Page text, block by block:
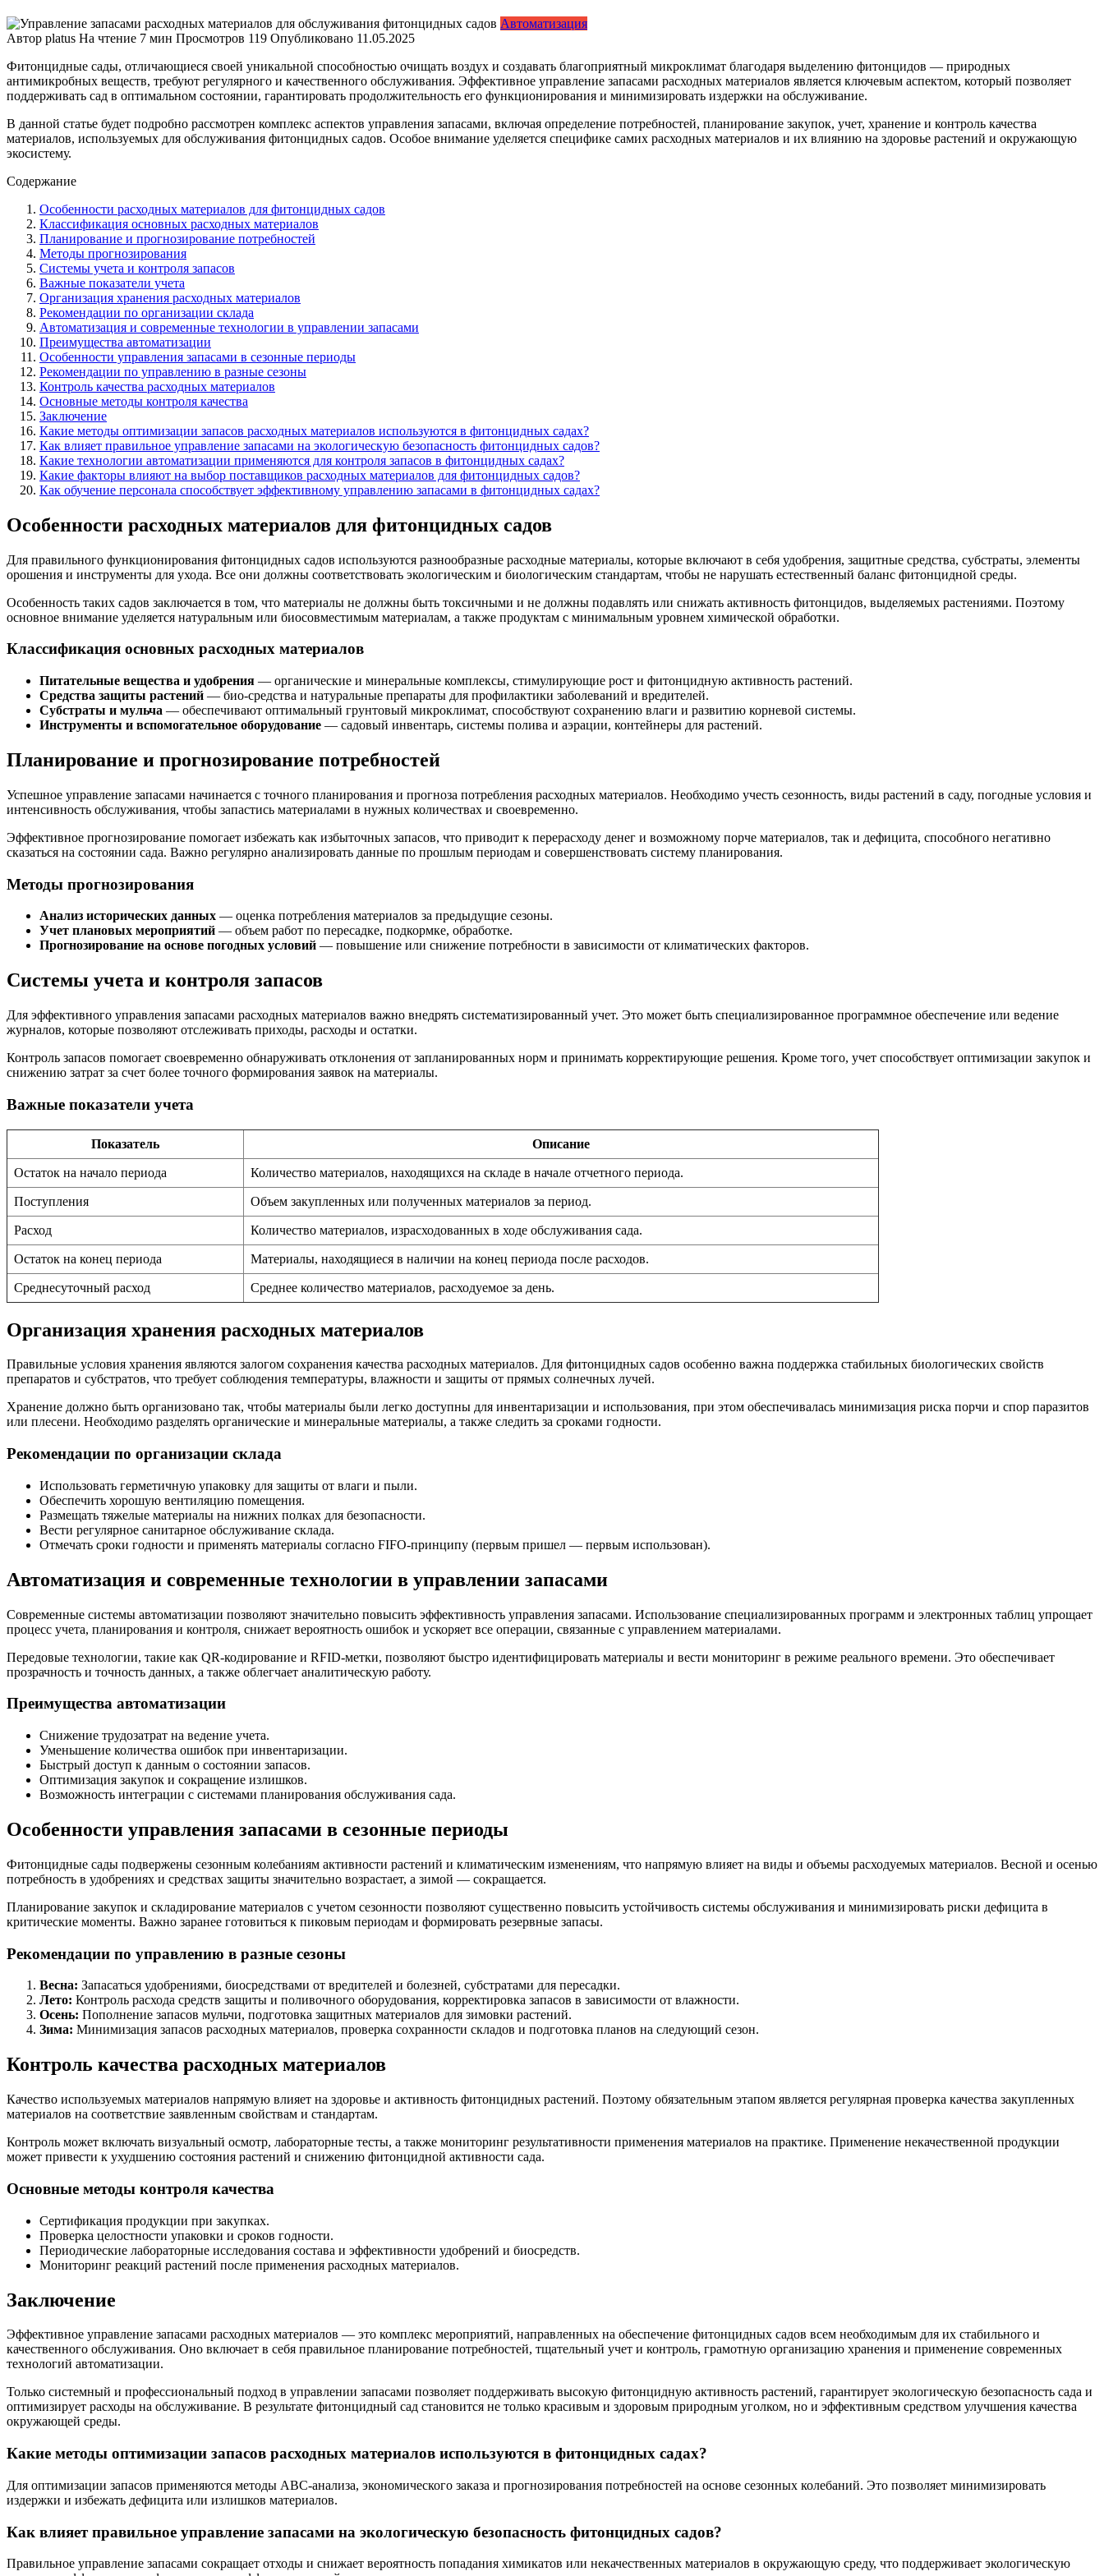
Автоматизация
Автор platus На чтение 7 мин Просмотров 119 Опубликовано 11.05.2025
Фитонцидные сады, отличающиеся своей уникальной способностью очищать воздух и создавать благоприятный микроклимат благодаря выделению фитонцидов — природных
антимикробных веществ, требуют регулярного и качественного обслуживания. Эффективное управление запасами расходных материалов является ключевым аспектом, который позволяет
поддерживать сад в оптимальном состоянии, гарантировать продолжительность его функционирования и минимизировать издержки на обслуживание.
В данной статье будет подробно рассмотрен комплекс аспектов управления запасами, включая определение потребностей, планирование закупок, учет, хранение и контроль качества
материалов, используемых для обслуживания фитонцидных садов. Особое внимание уделяется специфике самих расходных материалов и их влиянию на здоровье растений и окружающую
экосистему.
Содержание
Особенности расходных материалов для фитонцидных садов
Классификация основных расходных материалов
Планирование и прогнозирование потребностей
Методы прогнозирования
Системы учета и контроля запасов
Важные показатели учета
Организация хранения расходных материалов
Рекомендации по организации склада
Автоматизация и современные технологии в управлении запасами
Преимущества автоматизации
Особенности управления запасами в сезонные периоды
Рекомендации по управлению в разные сезоны
Контроль качества расходных материалов
Основные методы контроля качества
Заключение
Какие методы оптимизации запасов расходных материалов используются в фитонцидных садах?
Как влияет правильное управление запасами на экологическую безопасность фитонцидных садов?
Какие технологии автоматизации применяются для контроля запасов в фитонцидных садах?
Какие факторы влияют на выбор поставщиков расходных материалов для фитонцидных садов?
Как обучение персонала способствует эффективному управлению запасами в фитонцидных садах?
Особенности расходных материалов для фитонцидных садов
Для правильного функционирования фитонцидных садов используются разнообразные расходные материалы, которые включают в себя удобрения, защитные средства, субстраты, элементы
орошения и инструменты для ухода. Все они должны соответствовать экологическим и биологическим стандартам, чтобы не нарушать естественный баланс фитонцидной среды.
Особенность таких садов заключается в том, что материалы не должны быть токсичными и не должны подавлять или снижать активность фитонцидов, выделяемых растениями. Поэтому
основное внимание уделяется натуральным или биосовместимым материалам, а также продуктам с минимальным уровнем химической обработки.
Классификация основных расходных материалов
Питательные вещества и удобрения — органические и минеральные комплексы, стимулирующие рост и фитонцидную активность растений.
Средства защиты растений — био-средства и натуральные препараты для профилактики заболеваний и вредителей.
Субстраты и мульча — обеспечивают оптимальный грунтовый микроклимат, способствуют сохранению влаги и развитию корневой системы.
Инструменты и вспомогательное оборудование — садовый инвентарь, системы полива и аэрации, контейнеры для растений.
Планирование и прогнозирование потребностей
Успешное управление запасами начинается с точного планирования и прогноза потребления расходных материалов. Необходимо учесть сезонность, виды растений в саду, погодные условия и
интенсивность обслуживания, чтобы запастись материалами в нужных количествах и своевременно.
Эффективное прогнозирование помогает избежать как избыточных запасов, что приводит к перерасходу денег и возможному порче материалов, так и дефицита, способного негативно
сказаться на состоянии сада. Важно регулярно анализировать данные по прошлым периодам и совершенствовать систему планирования.
Методы прогнозирования
Анализ исторических данных — оценка потребления материалов за предыдущие сезоны.
Учет плановых мероприятий — объем работ по пересадке, подкормке, обработке.
Прогнозирование на основе погодных условий — повышение или снижение потребности в зависимости от климатических факторов.
Системы учета и контроля запасов
Для эффективного управления запасами расходных материалов важно внедрять систематизированный учет. Это может быть специализированное программное обеспечение или ведение
журналов, которые позволяют отслеживать приходы, расходы и остатки.
Контроль запасов помогает своевременно обнаруживать отклонения от запланированных норм и принимать корректирующие решения. Кроме того, учет способствует оптимизации закупок и
снижению затрат за счет более точного формирования заявок на материалы.
Важные показатели учета
Показатель Описание
Остаток на начало периода Количество материалов, находящихся на складе в начале отчетного периода.
Поступления Объем закупленных или полученных материалов за период.
Расход Количество материалов, израсходованных в ходе обслуживания сада.
Остаток на конец периода Материалы, находящиеся в наличии на конец периода после расходов.
Среднесуточный расход Среднее количество материалов, расходуемое за день.
Организация хранения расходных материалов
Правильные условия хранения являются залогом сохранения качества расходных материалов. Для фитонцидных садов особенно важна поддержка стабильных биологических свойств
препаратов и субстратов, что требует соблюдения температуры, влажности и защиты от прямых солнечных лучей.
Хранение должно быть организовано так, чтобы материалы были легко доступны для инвентаризации и использования, при этом обеспечивалась минимизация риска порчи и спор паразитов
или плесени. Необходимо разделять органические и минеральные материалы, а также следить за сроками годности.
Рекомендации по организации склада
Использовать герметичную упаковку для защиты от влаги и пыли.
Обеспечить хорошую вентиляцию помещения.
Размещать тяжелые материалы на нижних полках для безопасности.
Вести регулярное санитарное обслуживание склада.
Отмечать сроки годности и применять материалы согласно FIFO-принципу (первым пришел — первым использован).
Автоматизация и современные технологии в управлении запасами
Современные системы автоматизации позволяют значительно повысить эффективность управления запасами. Использование специализированных программ и электронных таблиц упрощает
процесс учета, планирования и контроля, снижает вероятность ошибок и ускоряет все операции, связанные с управлением материалами.
Передовые технологии, такие как QR-кодирование и RFID-метки, позволяют быстро идентифицировать материалы и вести мониторинг в режиме реального времени. Это обеспечивает
прозрачность и точность данных, а также облегчает аналитическую работу.
Преимущества автоматизации
Снижение трудозатрат на ведение учета.
Уменьшение количества ошибок при инвентаризации.
Быстрый доступ к данным о состоянии запасов.
Оптимизация закупок и сокращение излишков.
Возможность интеграции с системами планирования обслуживания сада.
Особенности управления запасами в сезонные периоды
Фитонцидные сады подвержены сезонным колебаниям активности растений и климатическим изменениям, что напрямую влияет на виды и объемы расходуемых материалов. Весной и осенью
потребность в удобрениях и средствах защиты значительно возрастает, а зимой — сокращается.
Планирование закупок и складирование материалов с учетом сезонности позволяют существенно повысить устойчивость системы обслуживания и минимизировать риски дефицита в
критические моменты. Важно заранее готовиться к пиковым периодам и формировать резервные запасы.
Рекомендации по управлению в разные сезоны
Весна: Запасаться удобрениями, биосредствами от вредителей и болезней, субстратами для пересадки.
Лето: Контроль расхода средств защиты и поливочного оборудования, корректировка запасов в зависимости от влажности.
Осень: Пополнение запасов мульчи, подготовка защитных материалов для зимовки растений.
Зима: Минимизация запасов расходных материалов, проверка сохранности складов и подготовка планов на следующий сезон.
Контроль качества расходных материалов
Качество используемых материалов напрямую влияет на здоровье и активность фитонцидных растений. Поэтому обязательным этапом является регулярная проверка качества закупленных
материалов на соответствие заявленным свойствам и стандартам.
Контроль может включать визуальный осмотр, лабораторные тесты, а также мониторинг результативности применения материалов на практике. Применение некачественной продукции
может привести к ухудшению состояния растений и снижению фитонцидной активности сада.
Основные методы контроля качества
Сертификация продукции при закупках.
Проверка целостности упаковки и сроков годности.
Периодические лабораторные исследования состава и эффективности удобрений и биосредств.
Мониторинг реакций растений после применения расходных материалов.
Заключение
Эффективное управление запасами расходных материалов — это комплекс мероприятий, направленных на обеспечение фитонцидных садов всем необходимым для их стабильного и
качественного обслуживания. Оно включает в себя правильное планирование потребностей, тщательный учет и контроль, грамотную организацию хранения и применение современных
технологий автоматизации.
Только системный и профессиональный подход в управлении запасами позволяет поддерживать высокую фитонцидную активность растений, гарантирует экологическую безопасность сада и
оптимизирует расходы на обслуживание. В результате фитонцидный сад становится не только красивым и здоровым природным уголком, но и эффективным средством улучшения качества
окружающей среды.
Какие методы оптимизации запасов расходных материалов используются в фитонцидных садах?
Для оптимизации запасов применяются методы ABC-анализа, экономического заказа и прогнозирования потребностей на основе сезонных колебаний. Это позволяет минимизировать
издержки и избежать дефицита или излишков материалов.
Как влияет правильное управление запасами на экологическую безопасность фитонцидных садов?
Правильное управление запасами сокращает отходы и снижает вероятность попадания химикатов или некачественных материалов в окружающую среду, что поддерживает экологическую